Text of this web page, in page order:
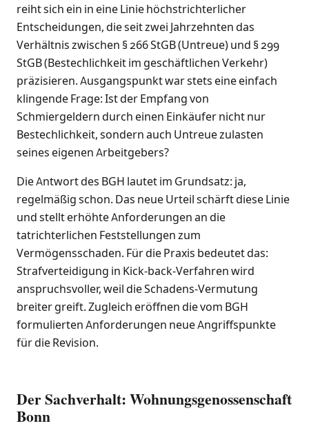
reiht sich ein in eine Linie höchstrichterlicher
Entscheidungen, die seit zwei Jahrzehnten das
Verhältnis zwischen § 266 StGB (Untreue) und § 299
StGB (Bestechlichkeit im geschäftlichen Verkehr)
präzisieren. Ausgangspunkt war stets eine einfach
klingende Frage: Ist der Empfang von
Schmiergeldern durch einen Einkäufer nicht nur
Bestechlichkeit, sondern auch Untreue zulasten
seines eigenen Arbeitgebers?
Die Antwort des BGH lautet im Grundsatz: ja,
regelmäßig schon. Das neue Urteil schärft diese Linie
und stellt erhöhte Anforderungen an die
tatrichterlichen Feststellungen zum
Vermögensschaden. Für die Praxis bedeutet das:
Strafverteidigung in Kick-back-Verfahren wird
anspruchsvoller, weil die Schadens-Vermutung
breiter greift. Zugleich eröffnen die vom BGH
formulierten Anforderungen neue Angriffspunkte
für die Revision.
Der Sachverhalt: Wohnungsgenossenschaft
Bonn